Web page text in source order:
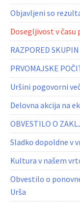
Objavljeni so
Dosegljivost v
RAZPORED
PRVOMAJSKE
Uršini pogovorni
Delovna akcija na
OBVESTILO O
Sladko dopoldne v
Kultura v našem
Obvestilo o
Urša